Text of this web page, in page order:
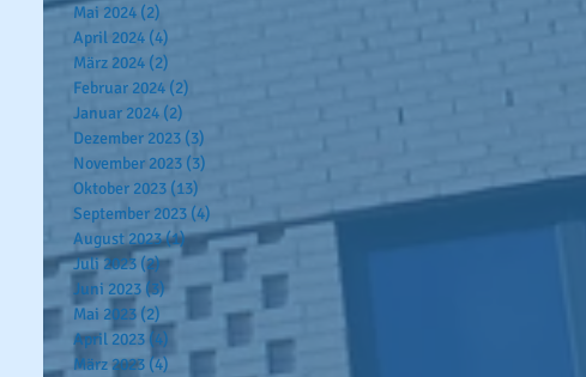
Mai 2024 (2)
April 2024 (4)
März 2024 (2)
Februar 2024 (2)
Januar 2024 (2)
Dezember 2023 (3)
November 2023 (3)
Oktober 2023 (13)
September 2023 (4)
August 2023(1)1 Beitrag
Juli 2023 (2)2 Beiträge
Juni 2023 (3)3 Beiträge
Mai 2023 (2) 2 Beiträge
April 2023 (4)
März 2023 (4)